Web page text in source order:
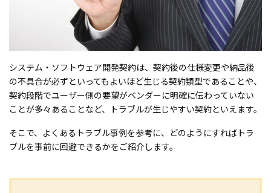
システム・ソフトウェア開発契約は、契約後の仕様変更や納品後
の不具合が必ずといってもよいほど生じる契約類型であることや、
契約段階でユーザー側の要望がベンダーに明確に伝わっていない
ことが多々あることなど、トラブルが生じやすい契約といえます。
そこで、よくあるトラブル事例を参考に、どのようにすればトラ
ブルを事前に回避できるかをご紹介します。